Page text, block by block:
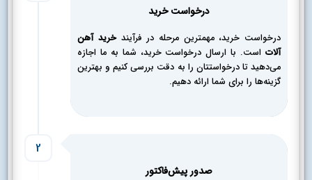
درخواست خرید
درخواست خرید، مهمترین مرحله در فرآیندخرید آهن
است. با ارسال درخواست خرید، شما به ما اجازه
می‌دهید تا درخواستتان را به دقت بررسی کنیم و بهترین
گزینه‌ها را برای شما ارائه دهیم.
صدور پیش‌فاکتور